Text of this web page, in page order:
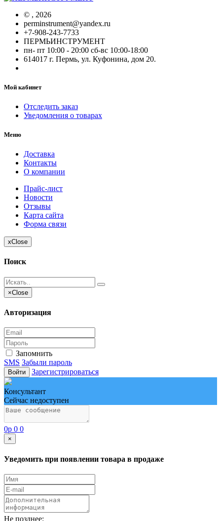
© , 2026
perminstrument@yandex.ru
+7-908-243-7733
ПЕРМЬИНСТРУМЕНТ
пн- пт 10:00 - 20:00 сб-вс 10:00-18:00
614017 г. Пермь, ул. Куфонина, дом 20.
Мой кабинет
Отследить заказ
Уведомления о товарах
Меню
Доставка
Контакты
О компании
Прайс-лист
Новости
Отзывы
Карта сайта
Форма связи
xClose
Поиск
×Close
Авторизация
Запомнить
SMS Забыли пароль
Войти Зарегистрироваться
Консультант
Сейчас недоступен
0p 0 0
×
Уведомить при появлении товара в продаже
Не позднее: